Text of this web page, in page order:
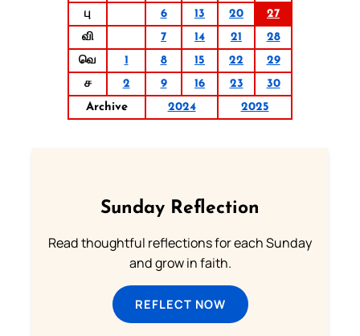
பு
6 13 20
27
வி
7 14 21
28
வெ
1 8 15 22
29
ச
2 9 16 23
30
Archive
2024 2025
Sunday Reflection
Read thoughtful reflections for each Sunday
and grow in faith.
REFLECT NOW